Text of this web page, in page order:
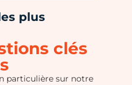
plus
clés
particulière sur notre